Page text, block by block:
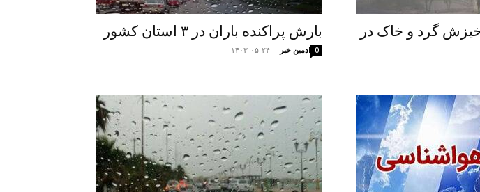
بارش پراکنده باران در ۳ استان کشور
ادمین خبر - ۱۴۰۳-۰۵-۲۴ 0
گرد و خاک در